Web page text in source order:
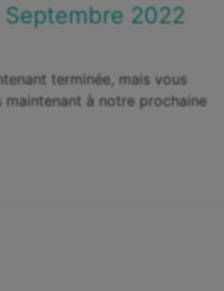
2022
terminée, mais vous
à notre prochaine